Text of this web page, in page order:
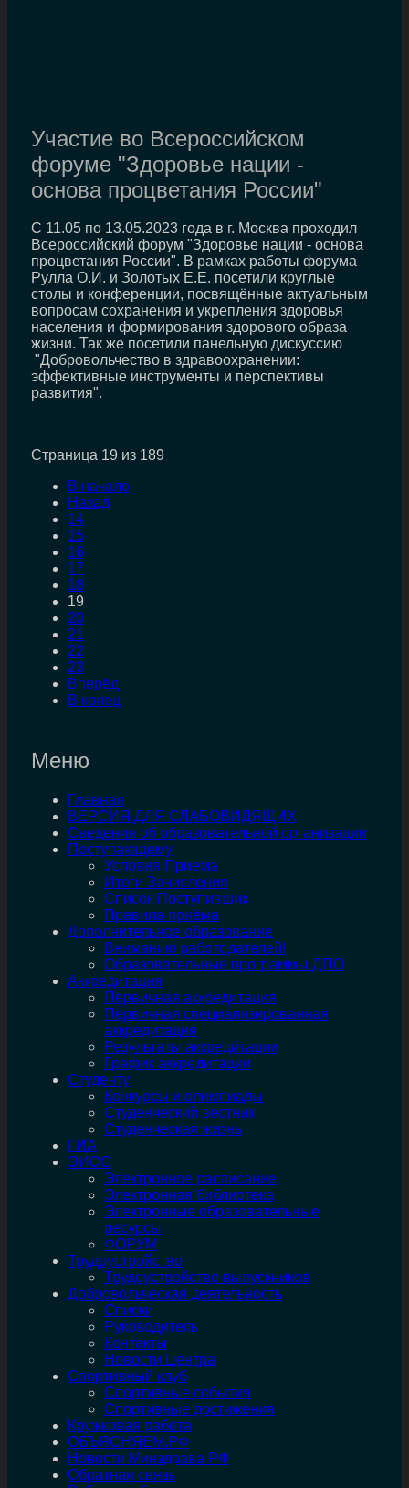
Участие во Всероссийском
форуме "Здоровье нации -
основа процветания России"
С 11.05 по 13.05.2023 года в г. Москва проходил
Всероссийский форум "Здоровье нации - основа
процветания России". В рамках работы форума
Рулла О.И. и Золотых Е.Е. посетили круглые
столы и конференции, посвящённые актуальным
вопросам сохранения и укрепления здоровья
населения и формирования здорового образа
жизни. Так же посетили панельную дискуссию
"Добровольчество в здравоохранении:
эффективные инструменты и перспективы
развития".
Страница 19 из 189
В начало
Назад
14
15
16
17
18
19
20
21
22
23
Вперёд
В конец
Меню
Главная
ВЕРСИЯ ДЛЯ СЛАБОВИДЯЩИХ
Сведения об образовательной организации
Поступающему
Условия Приема
Итоги Зачисления
Список Поступивших
Правила приёма
Дополнительное образование
Вниманию работодателей!
Образовательные программы ДПО
Аккредитация
Первичная аккредитация
Первичная специализированная
аккредитация
Результаты аккредитации
График аккредитации
Студенту
Конкурсы и олимпиады
Студенческий вестник
Студенческая жизнь
ГИА
ЭИОС
Электронное расписание
Электронная библиотека
Электронные образовательные
ресурсы
ФОРУМ
Трудоустройство
Трудоустройство выпускников
Добровольческая деятельность
Списки
Руководитель
Контакты
Новости Центра
Спортивный клуб
Спортивные события
Спортивные достижения
Кружковая работа
ОБЪЯСНЯЕМ.РФ
Новости Минздрава РФ
Обратная связь